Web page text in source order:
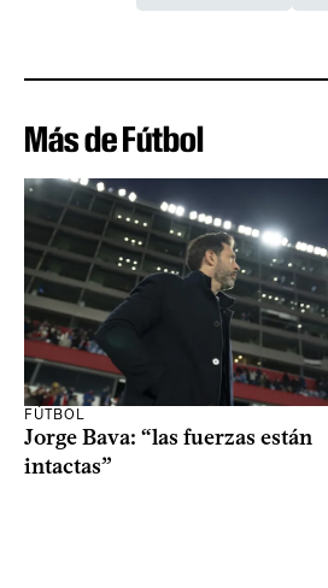
Más de Fútbol
FÚTBOL
Jorge Bava: “las fuerzas están
intactas”